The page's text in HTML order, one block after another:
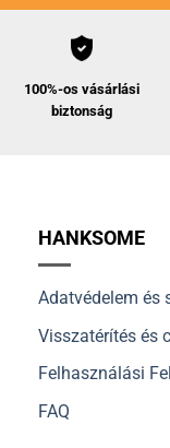
100%-os vásárlási
biztonság
HANKSOME
Adatvédelem és
Visszatérítés és
Felhasználási
FAQ